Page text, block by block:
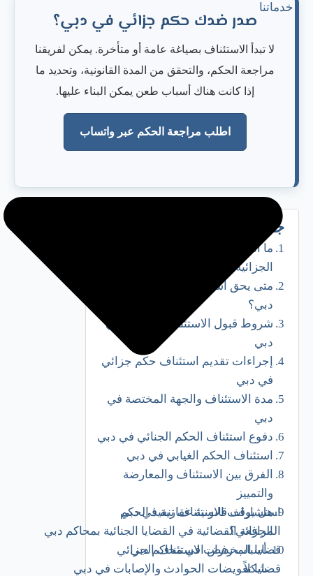
خدماتنا
استشارات قانونية عقارية في دبي
المرافعة القضائية في القضايا الجنائية بمحاكم دبي
قضايا المخدرات في محاكم دبي
قضايا تعويضات الحوادث والإصابات في دبي
صدر ضدك حكم جزائي في دبي؟
لا تبدأ الاستئناف بصياغة عامة أو متأخرة. يمكن لفريقنا
مراجعة الحكم، والتحقق من المدة القانونية، وتحديد ما
إذا كانت هناك أسباب طعن يمكن البناء عليها.
اطلب مراجعة الحكم عبر واتساب
جدول المحتويات
ما المقصود بالاستئناف في الأحكام
الجزائية في دبي؟
متى يحق استئناف الحكم الجزائي في
دبي؟
شروط قبول الاستئناف الجزائي في
دبي
إجراءات تقديم استئناف حكم جزائي
في دبي
مدة الاستئناف والجهة المختصة في
دبي
دفوع استئناف الحكم الجنائي في دبي
استئناف الحكم الغيابي في دبي
الفرق بين الاستئناف والمعارضة
والتمييز
هل يوقف الاستئناف تنفيذ الحكم
الجزائي؟
أسباب رفض الاستئناف الجزائي
شكلاً